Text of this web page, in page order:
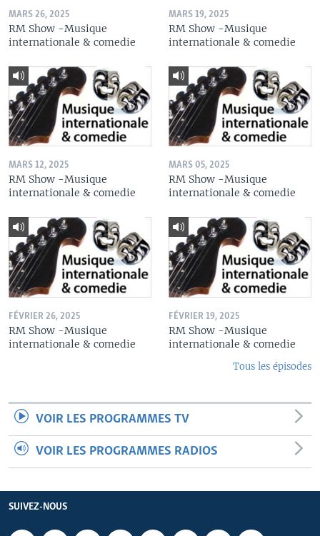
MARS 26, 2025
RM Show -Musique
internationale & comedie
MARS 19, 2025
RM Show -Musique
internationale & comedie
MARS 12, 2025
RM Show -Musique
internationale & comedie
MARS 05, 2025
RM Show -Musique
internationale & comedie
FÉVRIER 26, 2025
RM Show -Musique
internationale & comedie
FÉVRIER 19, 2025
RM Show -Musique
internationale & comedie
Tous les épisodes
VOIR LES PROGRAMMES TV
VOIR LES PROGRAMMES RADIOS
SUIVEZ-NOUS